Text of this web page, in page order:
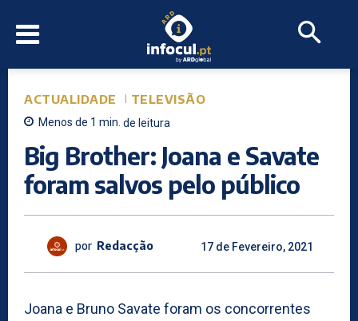
ACTUALIDADE TELEVISÃO
Menos de 1 min. de leitura
Big Brother: Joana e Savate
foram salvos pelo público
por Redacção 17 de Fevereiro, 2021
Joana e Bruno Savate foram os concorrentes